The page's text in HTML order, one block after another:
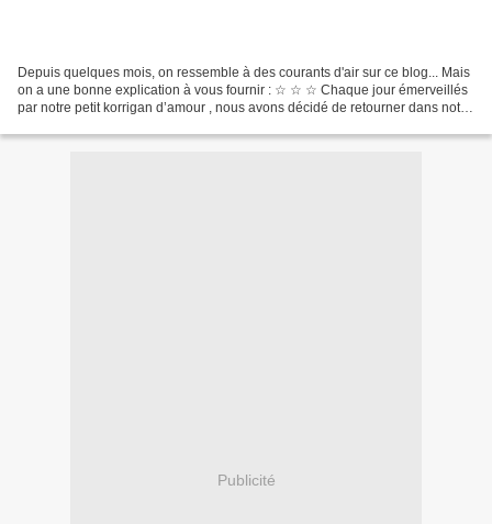
Depuis quelques mois, on ressemble à des courants d'air sur ce blog... Mais
on a une bonne explication à vous fournir : ☆ ☆ ☆ Chaque jour émerveillés
par notre petit korrigan d’amour , nous avons décidé de retourner dans notre
Publicité